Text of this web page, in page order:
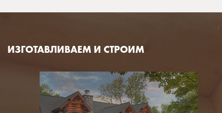
ИЗГОТАВЛИВАЕМ И СТРОИМ